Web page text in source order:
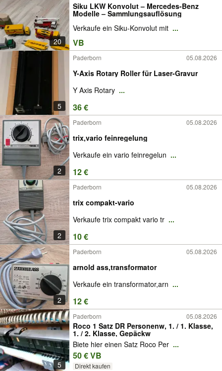
20
Siku LKW Konvolut – Mercedes-Benz
Modelle – Sammlungsauflösung
Verkaufe ein Siku-Konvolut mit ...
VB
5
Paderborn 05.08.2026
Y-Axis Rotary Roller für Laser-Gravur
Y Axis Rotary ...
36 €
2
Paderborn 05.08.2026
trix,vario feinregelung
Verkaufe ein vario feinregelun ...
12 €
2
Paderborn 05.08.2026
trix compakt-vario
Verkaufe trix compakt vario tr ...
10 €
2
Paderborn 05.08.2026
arnold ass,transformator
Verkaufe ein transformator,arn ...
12 €
5
Paderborn 05.08.2026
Roco 1 Satz DR Personenw, 1. / 1. Klasse,
1. / 2. Klasse, Gepäckw
Biete hier einen Satz Roco Per ...
50 € VB
Direkt kaufen